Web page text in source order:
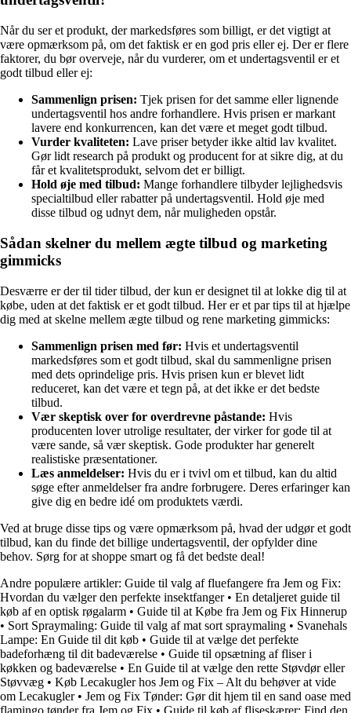
Når du ser et produkt, der markedsføres som billigt, er det vigtigt at
være opmærksom på, om det faktisk er en god pris eller ej. Der er flere
faktorer, du bør overveje, når du vurderer, om et undertagsventil er et
godt tilbud eller ej:
Sammenlign prisen: Tjek prisen for det samme eller lignende
undertagsventil hos andre forhandlere. Hvis prisen er markant
lavere end konkurrencen, kan det være et meget godt tilbud.
Vurder kvaliteten: Lave priser betyder ikke altid lav kvalitet.
Gør lidt research på produkt og producent for at sikre dig, at du
får et kvalitetsprodukt, selvom det er billigt.
Hold øje med tilbud: Mange forhandlere tilbyder lejlighedsvis
specialtilbud eller rabatter på undertagsventil. Hold øje med
disse tilbud og udnyt dem, når muligheden opstår.
Sådan skelner du mellem ægte tilbud og marketing
gimmicks
Desværre er der til tider tilbud, der kun er designet til at lokke dig til at
købe, uden at det faktisk er et godt tilbud. Her er et par tips til at hjælpe
dig med at skelne mellem ægte tilbud og rene marketing gimmicks:
Sammenlign prisen med før: Hvis et undertagsventil
markedsføres som et godt tilbud, skal du sammenligne prisen
med dets oprindelige pris. Hvis prisen kun er blevet lidt
reduceret, kan det være et tegn på, at det ikke er det bedste
tilbud.
Vær skeptisk over for overdrevne påstande: Hvis
producenten lover utrolige resultater, der virker for gode til at
være sande, så vær skeptisk. Gode produkter har generelt
realistiske præsentationer.
Læs anmeldelser: Hvis du er i tvivl om et tilbud, kan du altid
søge efter anmeldelser fra andre forbrugere. Deres erfaringer kan
give dig en bedre idé om produktets værdi.
Ved at bruge disse tips og være opmærksom på, hvad der udgør et godt
tilbud, kan du finde det billige undertagsventil, der opfylder dine
behov. Sørg for at shoppe smart og få det bedste deal!
Andre populære artikler: Guide til valg af fluefangere fra Jem og Fix:
Hvordan du vælger den perfekte insektfanger• En detaljeret guide til
køb af en optisk røgalarm • Guide til at Købe fra Jem og Fix Hinnerup
• Sort Spraymaling: Guide til valg af mat sort spraymaling • Svanehals
Lampe: En Guide til dit køb • Guide til at vælge det perfekte
badeforhæng til dit badeværelse • Guide til opsætning af fliser i
køkken og badeværelse • En Guide til at vælge den rette Støvdør eller
Støvvæg • Køb Lecakugler hos Jem og Fix – Alt du behøver at vide
om Lecakugler• Jem og Fix Tønder: Gør dit hjem til en sand oase med
flamingo tønder fra Jem og Fix • Guide til køb af fliseskærer: Find den